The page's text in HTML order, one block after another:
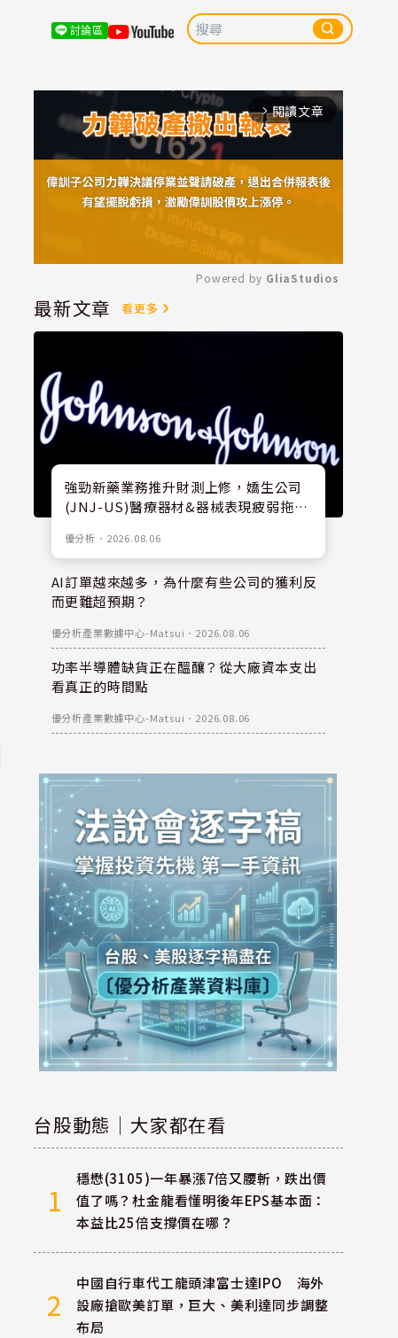
討論區
arrow_forward_ios 閱讀文章
Mute
Powered by GliaStudios
最新文章 看更多
強勁新藥業務推升財測上修，嬌生公司
(JNJ-US)醫療器材&器械表現疲弱拖累
優分析 ． 2026.08.06
AI訂單越來越多，為什麼有些公司的獲利反
而更難超預期？
優分析產業數據中心-Matsui ． 2026.08.06
功率半導體缺貨正在醞釀？從大廠資本支出
看真正的時間點
優分析產業數據中心-Matsui ． 2026.08.06
台股動態｜大家都在看
1
穩懋(3105)一年暴漲7倍又腰斬，跌出價
值了嗎？杜金龍看懂明後年EPS基本面：
本益比25倍支撐價在哪？
2
中國自行車代工龍頭津富士達IPO 海外
設廠搶歐美訂單，巨大、美利達同步調整
布局